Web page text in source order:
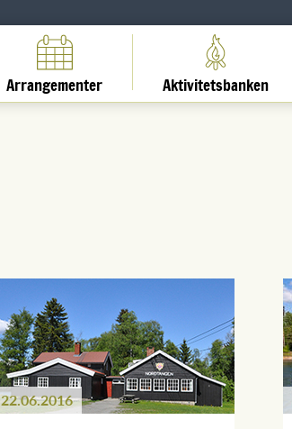
Arrangementer Aktivitetsbanken
22.06.2016